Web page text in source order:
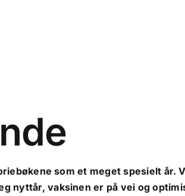
som et meget spesielt år.
nyttår, vaksinen er på vei og